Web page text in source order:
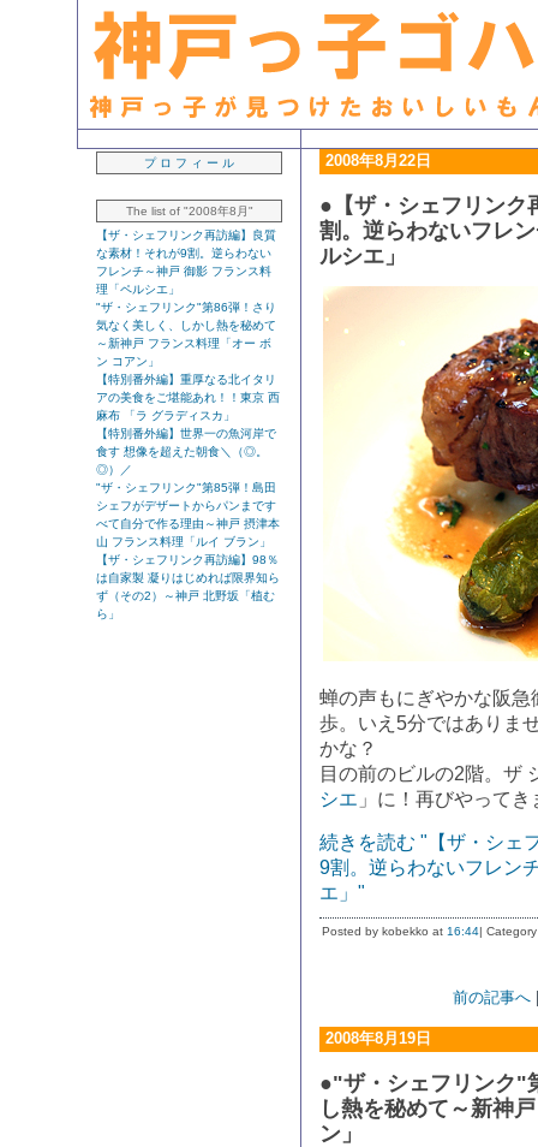
プ ロ フ ィ ー ル
The list of "2008年8月"
【ザ・シェフリンク再訪編】良質
な素材！それが9割。逆らわない
フレンチ～神戸 御影 フランス料
理「ペルシエ」
"ザ・シェフリンク"第86弾！さり
気なく美しく、しかし熱を秘めて
～新神戸 フランス料理「オー ボ
ン コアン」
【特別番外編】重厚なる北イタリ
アの美食をご堪能あれ！！東京 西
麻布 「ラ グラディスカ」
【特別番外編】世界一の魚河岸で
食す 想像を超えた朝食＼（◎。
◎）／
"ザ・シェフリンク"第85弾！島田
シェフがデザートからパンまです
べて自分で作る理由～神戸 摂津本
山 フランス料理「ルイ ブラン」
【ザ・シェフリンク再訪編】98％
は自家製 凝りはじめれば限界知ら
ず（その2）～神戸 北野坂「植む
ら」
2008年8月22日
●【ザ・シェフリンク
割。逆らわないフレ
ルシエ」
蝉の声もにぎやかな阪
歩。いえ5分ではありま
かな？
目の前のビルの2階。ザ
シエ 」に！再びやって
続きを読む "【ザ・シェ
9割。逆らわないフレン
エ」"
Posted by kobekko at 16:44|
前の記事へ
2008年8月19日
●"ザ・シェフリンク"
し熱を秘めて～新神
ン」